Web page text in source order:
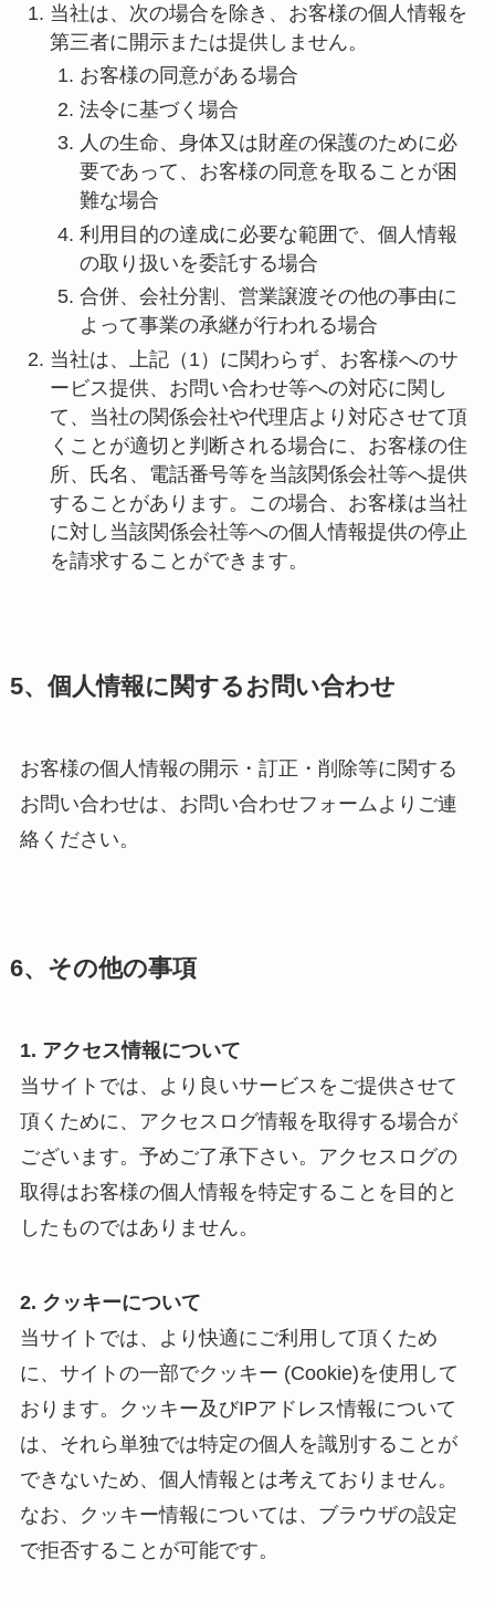
当社は、次の場合を除き、お客様の個人情報を
第三者に開示または提供しません。
お客様の同意がある場合
法令に基づく場合
人の生命、身体又は財産の保護のために必
要であって、お客様の同意を取ることが困
難な場合
利用目的の達成に必要な範囲で、個人情報
の取り扱いを委託する場合
合併、会社分割、営業譲渡その他の事由に
よって事業の承継が行われる場合
当社は、上記（1）に関わらず、お客様へのサ
ービス提供、お問い合わせ等への対応に関し
て、当社の関係会社や代理店より対応させて頂
くことが適切と判断される場合に、お客様の住
所、氏名、電話番号等を当該関係会社等へ提供
することがあります。この場合、お客様は当社
に対し当該関係会社等への個人情報提供の停止
を請求することができます。
5、個人情報に関するお問い合わせ
お客様の個人情報の開示・訂正・削除等に関する
お問い合わせは、お問い合わせフォームよりご連
絡ください。
6、その他の事項
1. アクセス情報について
当サイトでは、より良いサービスをご提供させて
頂くために、アクセスログ情報を取得する場合が
ございます。予めご了承下さい。アクセスログの
取得はお客様の個人情報を特定することを目的と
したものではありません。
2. クッキーについて
当サイトでは、より快適にご利用して頂くため
に、サイトの一部でクッキー (Cookie)を使用して
おります。クッキー及びIPアドレス情報について
は、それら単独では特定の個人を識別することが
できないため、個人情報とは考えておりません。
なお、クッキー情報については、ブラウザの設定
で拒否することが可能です。